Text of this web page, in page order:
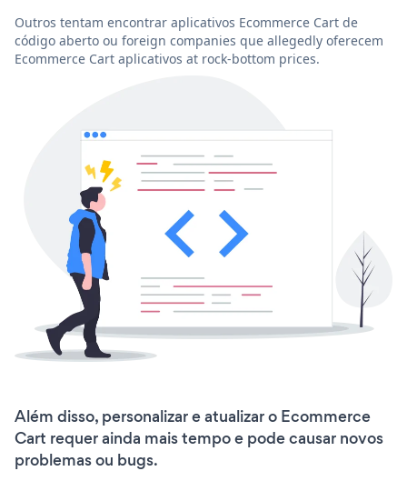
Outros tentam encontrar aplicativos Ecommerce Cart de
código aberto ou foreign companies que allegedly oferecem
Ecommerce Cart aplicativos at rock-bottom prices.
Além disso, personalizar e atualizar o Ecommerce
Cart requer ainda mais tempo e pode causar novos
problemas ou bugs.